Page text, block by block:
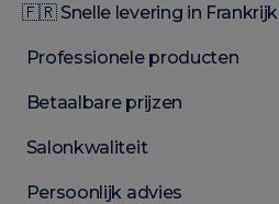
🇫🇷 Snelle levering in Frankrijk
Professionele producten
Betaalbare prijzen
Salonkwaliteit
Persoonlijk advies